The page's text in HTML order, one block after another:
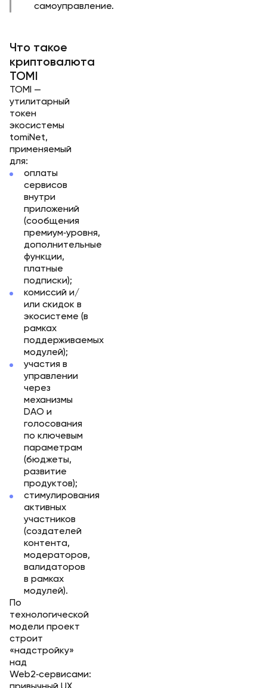
самоуправление.
Что такое
криптовалюта
TOMI
TOMI —
утилитарный
токен
экосистемы
tomiNet,
применяемый
для:
оплаты
сервисов
внутри
приложений
(сообщения
премиум‑уровня,
дополнительные
функции,
платные
подписки);
комиссий и/
или скидок в
экосистеме (в
рамках
поддерживаемых
модулей);
участия в
управлении
через
механизмы
DAO и
голосования
по ключевым
параметрам
(бюджеты,
развитие
продуктов);
стимулирования
активных
участников
(создателей
контента,
модераторов,
валидаторов
в рамках
модулей).
По
технологической
модели проект
строит
«надстройку»
над
Web2‑сервисами: